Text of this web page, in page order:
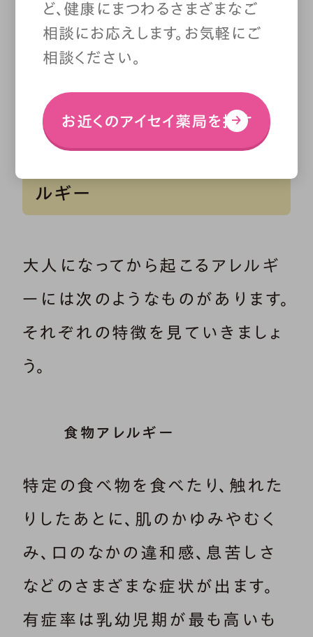
１人がなんらかのアレルギー症状
に悩まされているといわれるほど、
とても身近な疾患です。
一方で、「アレルギー反応が起こる
メカニズムについては理解できて
いない」という声も聞こえてきま
検査のことなど、病院で診察を受
ける前に知っておきたいアレルギ
ーの『基本のキ』を紹介します。ア
ためにも、まずは正しい知識をきち
続きを読む
ゴム、金属、虫まで!? 大人に
ルギー
大人になってから起こるアレルギ
ーには次のようなものがあります。
それぞれの特徴を見ていきましょ
う。
食物アレルギー
特定の食べ物を食べたり、触れた
りしたあとに、肌のかゆみやむく
み、口のなかの違和感、息苦しさ
などのさまざまな症状が出ます。
有症率は乳幼児期が最も高いも
ど、健康にまつわるさまざまなご
相談にお応えします。お気軽にご
相談ください。
お近くのアイセイ薬局を探す